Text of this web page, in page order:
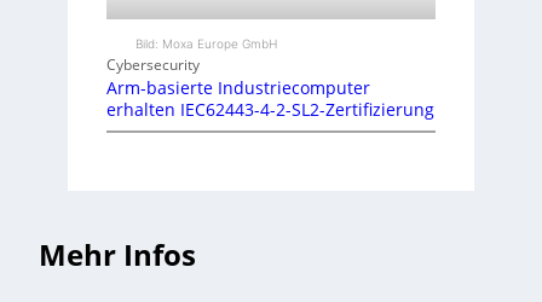
Bild: Moxa Europe GmbH
Cybersecurity
Arm-basierte Industriecomputer
erhalten IEC62443-4-2-SL2-Zertifizierung
Mehr Infos